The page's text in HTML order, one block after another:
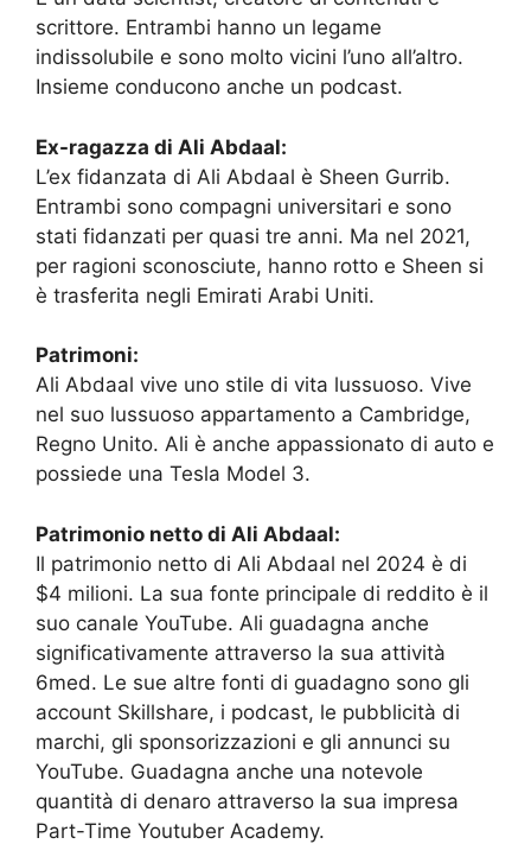
scrittore. Entrambi hanno un legame
indissolubile e sono molto vicini l’uno all’altro.
Insieme conducono anche un podcast.
Ex-ragazza di Ali Abdaal:
L’ex fidanzata di Ali Abdaal è Sheen Gurrib.
Entrambi sono compagni universitari e sono
stati fidanzati per quasi tre anni. Ma nel 2021,
per ragioni sconosciute, hanno rotto e Sheen si
è trasferita negli Emirati Arabi Uniti.
Patrimoni:
Ali Abdaal vive uno stile di vita lussuoso. Vive
nel suo lussuoso appartamento a Cambridge,
Regno Unito. Ali è anche appassionato di auto e
possiede una Tesla Model 3.
Patrimonio netto di Ali Abdaal:
Il patrimonio netto di Ali Abdaal nel 2024 è di
$4 milioni. La sua fonte principale di reddito è il
suo canale YouTube. Ali guadagna anche
significativamente attraverso la sua attività
6med. Le sue altre fonti di guadagno sono gli
account Skillshare, i podcast, le pubblicità di
marchi, gli sponsorizzazioni e gli annunci su
YouTube. Guadagna anche una notevole
quantità di denaro attraverso la sua impresa
Part-Time Youtuber Academy.